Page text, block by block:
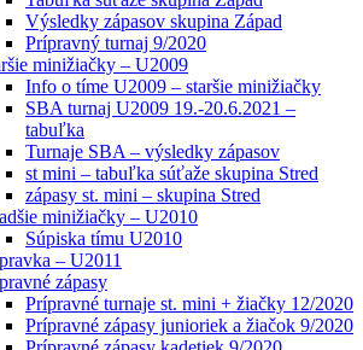
Výsledky zápasov skupina Západ
Prípravný turnaj 9/2020
minižiačky – U2009
Info o tíme U2009 – staršie minižiačky
SBA turnaj U2009 19.-20.6.2021 –
tabuľka
Turnaje SBA – výsledky zápasov
st mini – tabuľka súťaže skupina Stred
zápasy st. mini – skupina Stred
minižiačky – U2010
Súpiska tímu U2010
– U2011
zápasy
Prípravné turnaje st. mini + žiačky 12/2020
Prípravné zápasy junioriek a žiačok 9/2020